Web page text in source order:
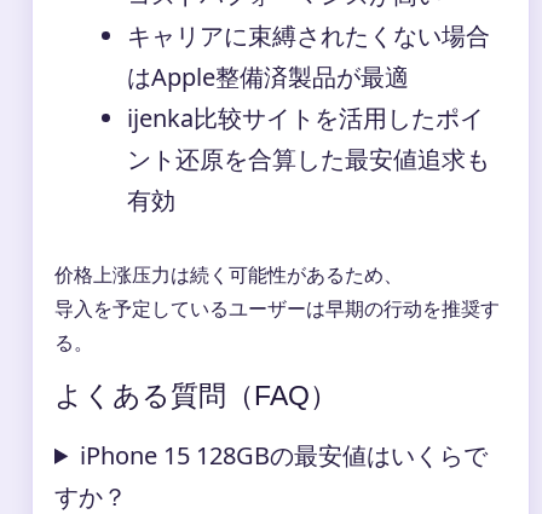
キャリアに束縛されたくない場合
はApple整備済製品が最適
ijenka比较サイトを活用したポイ
ント还原を合算した最安値追求も
有効
价格上涨压力は続く可能性があるため、
导入を予定しているユーザーは早期の行动を推奨す
る。
よくある質問（FAQ）
iPhone 15 128GBの最安値はいくらで
すか？